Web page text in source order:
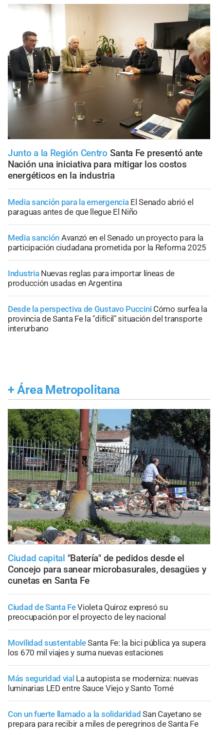
Junto a la Región Centro Santa Fe presentó ante
Nación una iniciativa para mitigar los costos
energéticos en la industria
Media sanción para la emergencia El Senado abrió el
paraguas antes de que llegue El Niño
Media sanción Avanzó en el Senado un proyecto para la
participación ciudadana prometida por la Reforma 2025
Industria Nuevas reglas para importar líneas de
producción usadas en Argentina
Desde la perspectiva de Gustavo Puccini Cómo surfea la
provincia de Santa Fe la "difícil" situación del transporte
interurbano
+ Área Metropolitana
Ciudad capital "Batería" de pedidos desde el
Concejo para sanear microbasurales, desagües y
cunetas en Santa Fe
Ciudad de Santa FeVioleta Quiroz expresó su
preocupación por el proyecto de ley nacional
Movilidad sustentableSanta Fe: la bici pública ya supera
los 670 mil viajes y suma nuevas estaciones
Más seguridad vial La autopista se moderniza: nuevas
luminarias LED entre Sauce Viejo y Santo Tomé
Con un fuerte llamado a la solidaridad San Cayetano se
prepara para recibir a miles de peregrinos de Santa Fe